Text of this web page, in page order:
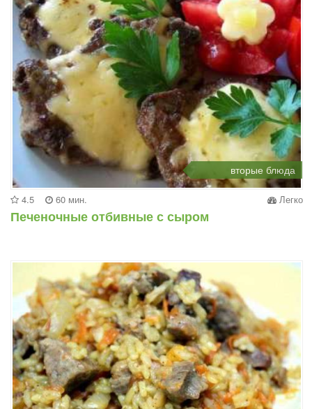
вторые блюда
4.5 60 мин. Легко
Печеночные отбивные с сыром